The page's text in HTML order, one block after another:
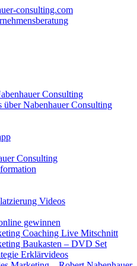
consulting.com
Consulting
über Nabenhauer Consulting
Consulting
Videos
gewinnen
Coaching Live Mitschnitt
Baukasten – DVD Set
Erklärvideos